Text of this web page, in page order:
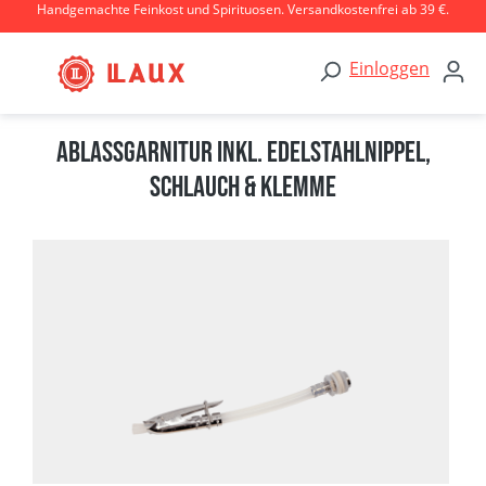
Zum Hauptinhalt springen
Handgemachte Feinkost und Spirituosen. Versandkostenfrei ab 39 €.
Einloggen
Ablassgarnitur inkl. Edelstahlnippel,
Schlauch & Klemme